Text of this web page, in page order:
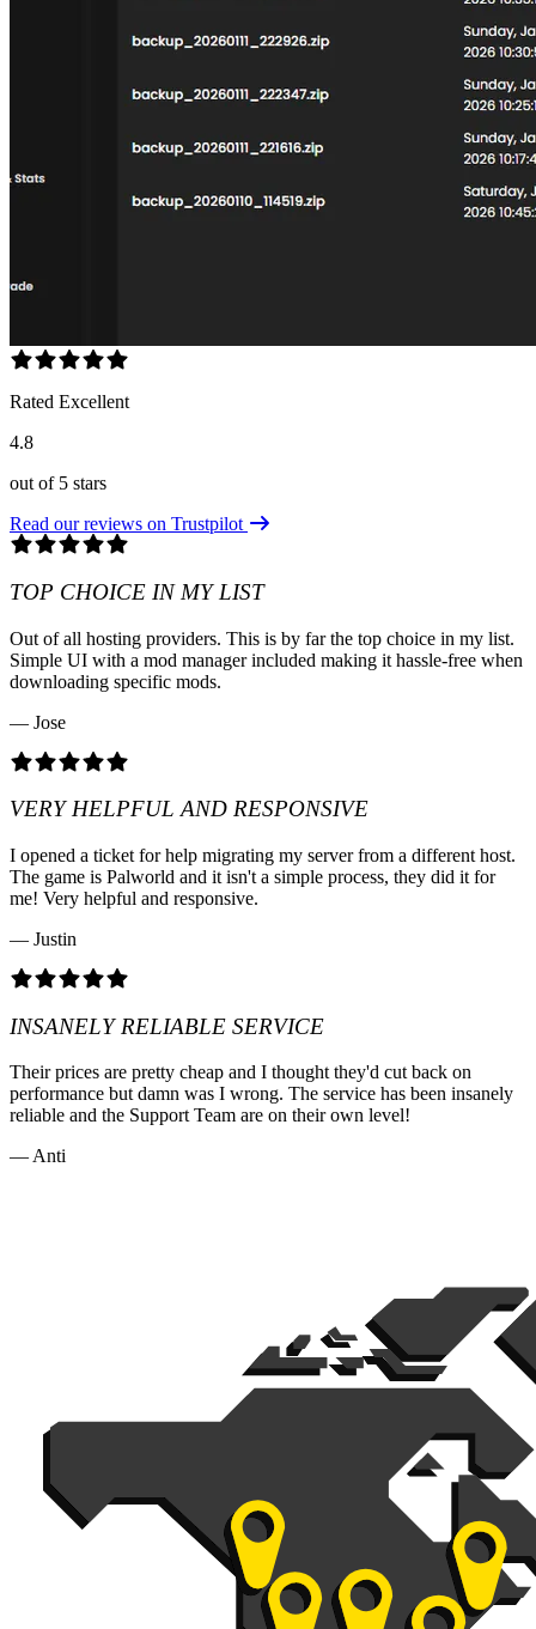
Rated Excellent
4.8
out of 5 stars
Read our reviews on Trustpilot
TOP CHOICE IN MY LIST
Out of all hosting providers. This is by far the top choice in my list.
Simple UI with a mod manager included making it hassle-free when
downloading specific mods.
— Jose
VERY HELPFUL AND RESPONSIVE
I opened a ticket for help migrating my server from a different host.
The game is Palworld and it isn't a simple process, they did it for
me! Very helpful and responsive.
— Justin
INSANELY RELIABLE SERVICE
Their prices are pretty cheap and I thought they'd cut back on
performance but damn was I wrong. The service has been insanely
reliable and the Support Team are on their own level!
— Anti